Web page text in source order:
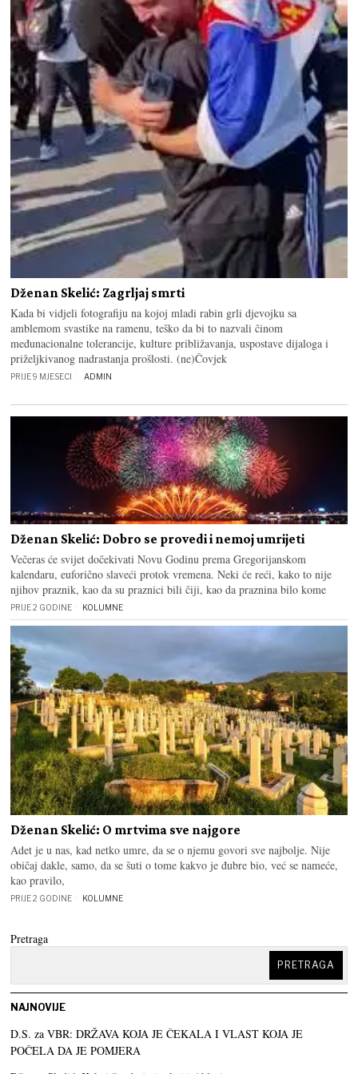
Dženan Skelić: Zagrljaj smrti
Kada bi vidjeli fotografiju na kojoj mladi rabin grli djevojku sa
amblemom svastike na ramenu, teško da bi to nazvali činom
međunacionalne tolerancije, kulture približavanja, uspostave dijaloga i
priželjkivanog nadrastanja prošlosti. (ne)Čovjek
PRIJE 9 MJESECI ADMIN
Dženan Skelić: Dobro se provedi i nemoj umrijeti
Večeras će svijet dočekivati Novu Godinu prema Gregorijanskom
kalendaru, euforično slaveći protok vremena. Neki će reći, kako to nije
njihov praznik, kao da su praznici bili čiji, kao da praznina bilo kome
PRIJE 2 GODINE KOLUMNE
Dženan Skelić: O mrtvima sve najgore
Adet je u nas, kad netko umre, da se o njemu govori sve najbolje. Nije
običaj dakle, samo, da se šuti o tome kakvo je đubre bio, već se nameće,
kao pravilo,
PRIJE 2 GODINE KOLUMNE
Pretraga
PRETRAGA
NAJNOVIJE
D.S. za VBR: DRŽAVA KOJA JE ČEKALA I VLAST KOJA JE
POČELA DA JE POMJERA